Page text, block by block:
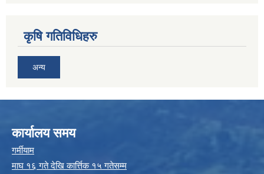
कृषि गतिविधिहरु
अन्य
कार्यालय समय
गर्मीयाम
माघ १६ गते देखि कार्त्तिक १५ गतेसम्म